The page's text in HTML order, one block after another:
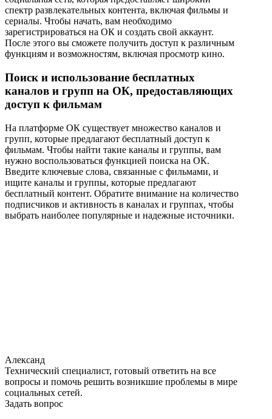
спектр развлекательных контента, включая фильмы и
сериалы. Чтобы начать, вам необходимо
зарегистрироваться на ОК и создать свой аккаунт.
После этого вы сможете получить доступ к различным
функциям и возможностям, включая просмотр кино.
Поиск и использование бесплатных
каналов и групп на ОК, предоставляющих
доступ к фильмам
На платформе ОК существует множество каналов и
групп, которые предлагают бесплатный доступ к
фильмам. Чтобы найти такие каналы и группы, вам
нужно воспользоваться функцией поиска на ОК.
Введите ключевые слова, связанные с фильмами, и
ищите каналы и группы, которые предлагают
бесплатный контент. Обратите внимание на количество
подписчиков и активность в каналах и группах, чтобы
выбрать наиболее популярные и надежные источники.
Александ
Технический специалист, готовый ответить на все
вопросы и помочь решить возникшие проблемы в мире
социальных сетей.
Задать вопрос